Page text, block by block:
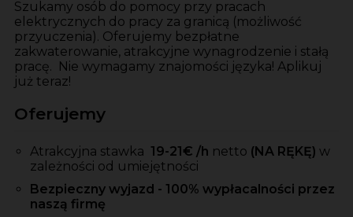
Szukamy osób do pomocy przy pracach
elektrycznych do pracy za granicą (możliwość
przyuczenia). Oferujemy bezpłatne
zakwaterowanie, atrakcyjne wynagrodzenie i stałą
pracę. Nie wymagamy znajomości języka! Aplikuj
już teraz!
Oferujemy
Atrakcyjna stawka 19-21 € /h netto (NA RĘKĘ) w
zależności od umiejętności
Bezpieczny wyjazd - 100% wypłacalności przez
naszą firmę